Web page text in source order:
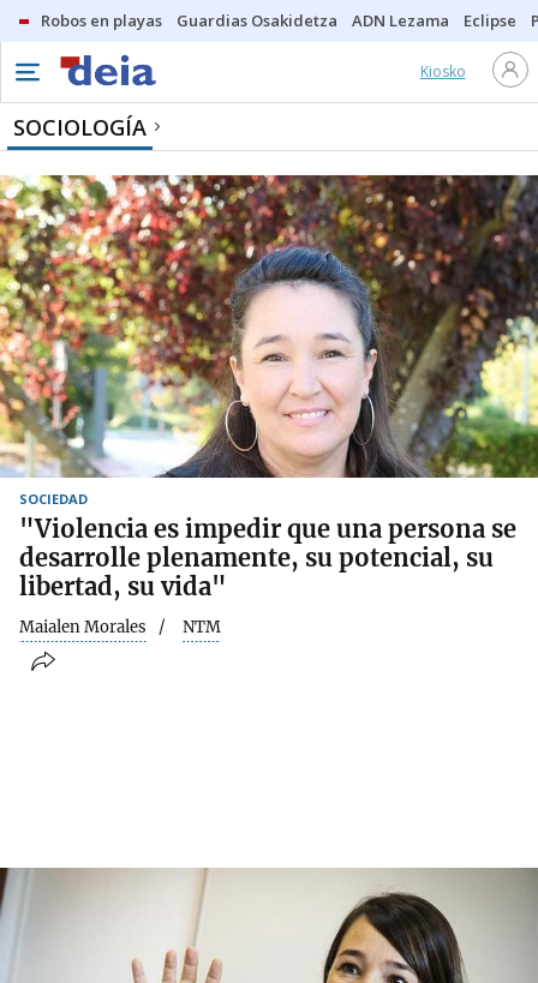
Robos en playas Guardias Osakidetza ADN Lezama Eclipse
Kiosko
SOCIOLOGÍA
SOCIEDAD
"Violencia es impedir que una persona se
desarrolle plenamente, su potencial, su
libertad, su vida"
Maialen Morales NTM